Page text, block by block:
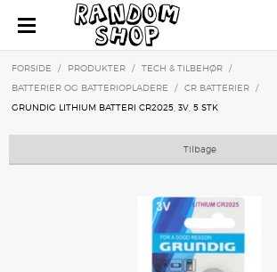
FORSIDE / PRODUKTER / TECH & TILBEHØR
/
BATTERIER OG BATTERIOPLADERE
/ CR BATTERIER
/
GRUNDIG LITHIUM BATTERI CR2025, 3V, 5 STK
Tilbage